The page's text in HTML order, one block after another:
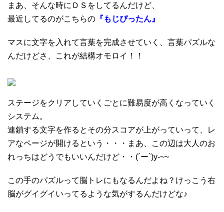
まあ、そんな時にＤＳをしてるんだけど、
最近してるのがこちらの 『もじぴったん』
マスに文字を入れて言葉を完成させていく、言葉パズルな
んだけどさ、これが結構オモロイ！！
ステージをクリアしていくごとに難易度が高くなっていく
システム。
連鎖する文字を作るとその分スコアが上がっていって、レ
アなページが開けるという・・・まあ、この辺は大人のお
れっちはどうでもいいんだけど・・(´ー`)y-~~
この手のパズルって脳トレにもなるんだよね？けっこう右
脳がグイグイいってるような気がするんだけどな♪